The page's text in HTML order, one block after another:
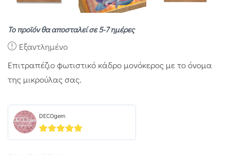
Το προϊόν θα αποσταλεί σε 5-7 ημέρες
Εξαντλημένο
Επιτραπέζιο φωτιστικό κάδρο μονόκερος με το όνομα
της μικρούλας σας.
DECOgem
5out of 5